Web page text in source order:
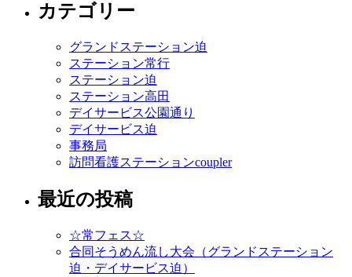
カテゴリー
グランドステーション迫
ステーション常行
ステーション迫
ステーション高田
デイサービス公園通り
デイサービス迫
事務局
訪問看護ステーションcoupler
最近の投稿
☆常フェス☆
合同そうめん流し大会（グランドステーション
迫・デイサービス迫）